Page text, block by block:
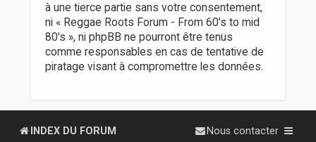
à une tierce partie sans votre consentement,
ni « Reggae Roots Forum - From 60's to mid
80's », ni phpBB ne pourront être tenus
comme responsables en cas de tentative de
piratage visant à compromettre les données.
INDEX DU FORUM Nous contacter